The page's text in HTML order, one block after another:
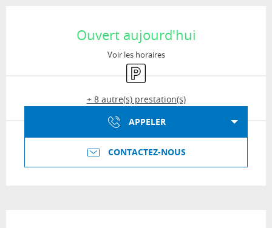
Ouvert aujourd'hui
Voir les horaires
Parking
+ 8 autre(s) prestation(s)
APPELER
CONTACTEZ-NOUS